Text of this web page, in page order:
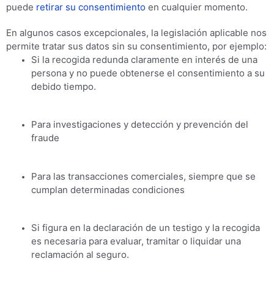
puede retirar su consentimiento en cualquier momento.
En algunos casos excepcionales, la legislación aplicable nos
permite tratar sus datos sin su consentimiento, por ejemplo:
Si la recogida redunda claramente en interés de una
persona y no puede obtenerse el consentimiento a su
debido tiempo.
Para investigaciones y detección y prevención del
fraude
Para las transacciones comerciales, siempre que se
cumplan determinadas condiciones
Si figura en la declaración de un testigo y la recogida
es necesaria para evaluar, tramitar o liquidar una
reclamación al seguro.